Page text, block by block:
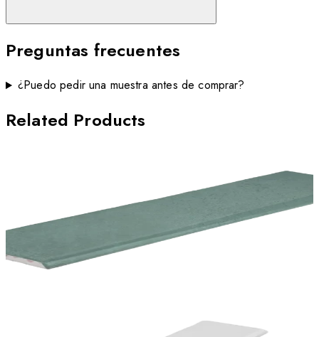
Preguntas frecuentes
¿Puedo pedir una muestra antes de comprar?
Related Products